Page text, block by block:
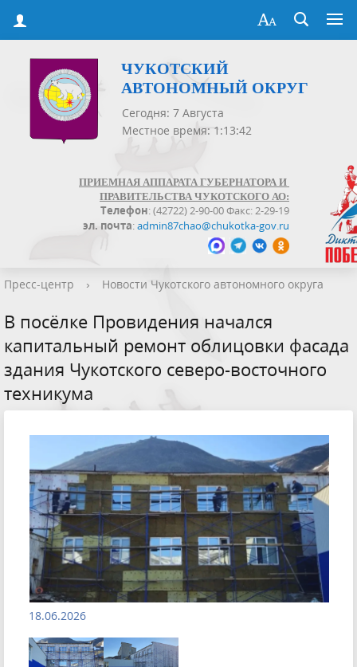
ЧУКОТСКИЙ
АВТОНОМНЫЙ ОКРУГ
Сегодня: 7 Августа
Местное время: 1:13:42
ПРИЕМНАЯ АППАРАТА ГУБЕРНАТОРА И
ПРАВИТЕЛЬСТВА ЧУКОТСКОГО АО:
Телефон: (42722) 2-90-00 Факс: 2-29-19
эл. почта:admin87chao@chukotka-gov.ru
Пресс-центр › Новости Чукотского автономного округа
В посёлке Провидения начался
капитальный ремонт облицовки фасада
здания Чукотского северо-восточного
техникума
18.06.2026